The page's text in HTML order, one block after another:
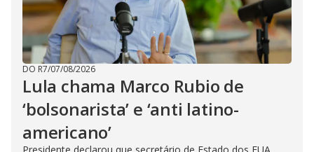
DO R7/07/08/2026
Lula chama Marco Rubio de
‘bolsonarista’ e ‘anti latino-
americano’
Presidente declarou que secretário de Estado dos EUA